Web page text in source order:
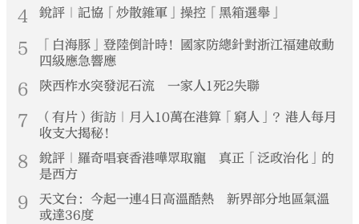
4 銳評｜記協「炒散雜軍」操控「黑箱選舉」
5
「白海豚」登陸倒計時！國家防總針對浙江福建啟動
四級應急響應
6 陝西柞水突發泥石流 一家人1死2失聯
7
（有片）街訪｜月入10萬在港算「窮人」？港人每月
收支大揭秘！
8
銳評｜羅奇唱衰香港嘩眾取寵 真正「泛政治化」的
是西方
9
天文台：今起一連4日高溫酷熱 新界部分地區氣溫
或達36度